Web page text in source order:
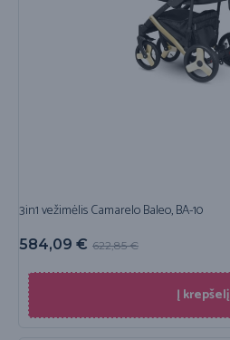
3in1 vežimėlis Camarelo Baleo, BA-10
622,85€
584,09 €
Į krepšelį